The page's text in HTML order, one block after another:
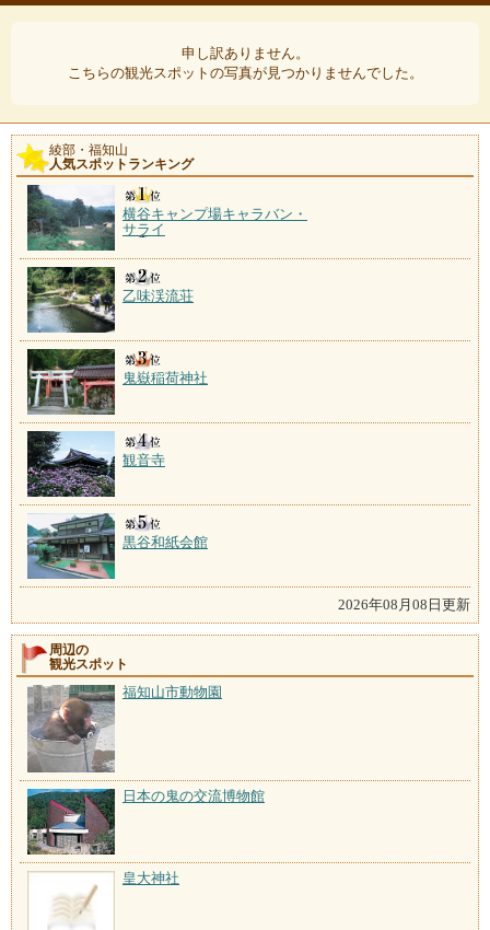
申し訳ありません。
こちらの観光スポットの写真が見つかりませんでした。
綾部・福知山
人気スポットランキング
横谷キャンプ場キャラバン・
サライ
乙味渓流荘
鬼嶽稲荷神社
観音寺
黒谷和紙会館
2026年08月08日更新
周辺の
観光スポット
福知山市動物園
日本の鬼の交流博物館
皇大神社